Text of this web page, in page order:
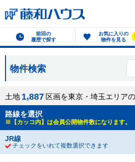
前回の
履歴で探す
お気に入りの
物件を見る
物件検索
土地 1,887 区画を東京・埼玉エリア
路線を選択
※【カッコ内】は会員公開物件数になります。
JR線
チェックをいれて複数選択できます